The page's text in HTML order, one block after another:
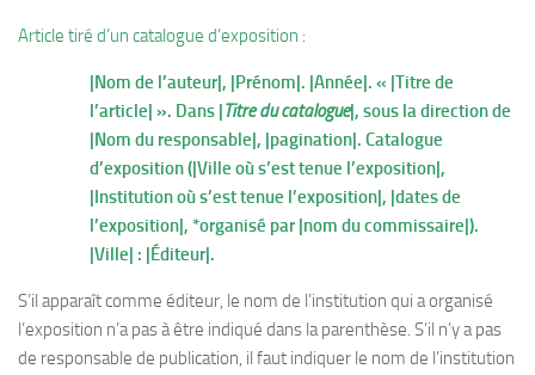
Article tiré d’un catalogue d’exposition :
|Nom de l’auteur|, |Prénom|. |Année|. « |Titre de
l’article| ». Dans |Titre du catalogue|, sous la direction de
|Nom du responsable|, |pagination|. Catalogue
d’exposition (|Ville où s’est tenue l’exposition|,
|Institution où s’est tenue l’exposition|, |dates de
l’exposition|, *organisé par |nom du commissaire|).
|Ville| : |Éditeur|.
S’il apparaît comme éditeur, le nom de l’institution qui a organisé
l’exposition n’a pas à être indiqué dans la parenthèse. S’il n’y a pas
de responsable de publication, il faut indiquer le nom de l’institution